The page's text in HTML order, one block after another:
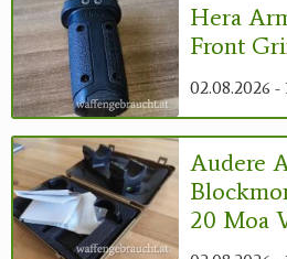
Hera
Front
02.08.2026 -
Audere
20 Moa